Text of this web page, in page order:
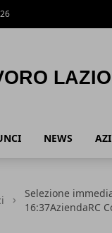
NEWS
Selezione
16:37AziendaRC